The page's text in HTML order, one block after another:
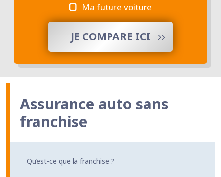
Ma future voiture
JE COMPARE ICI
Assurance auto sans
franchise
Qu’est-ce que la franchise ?